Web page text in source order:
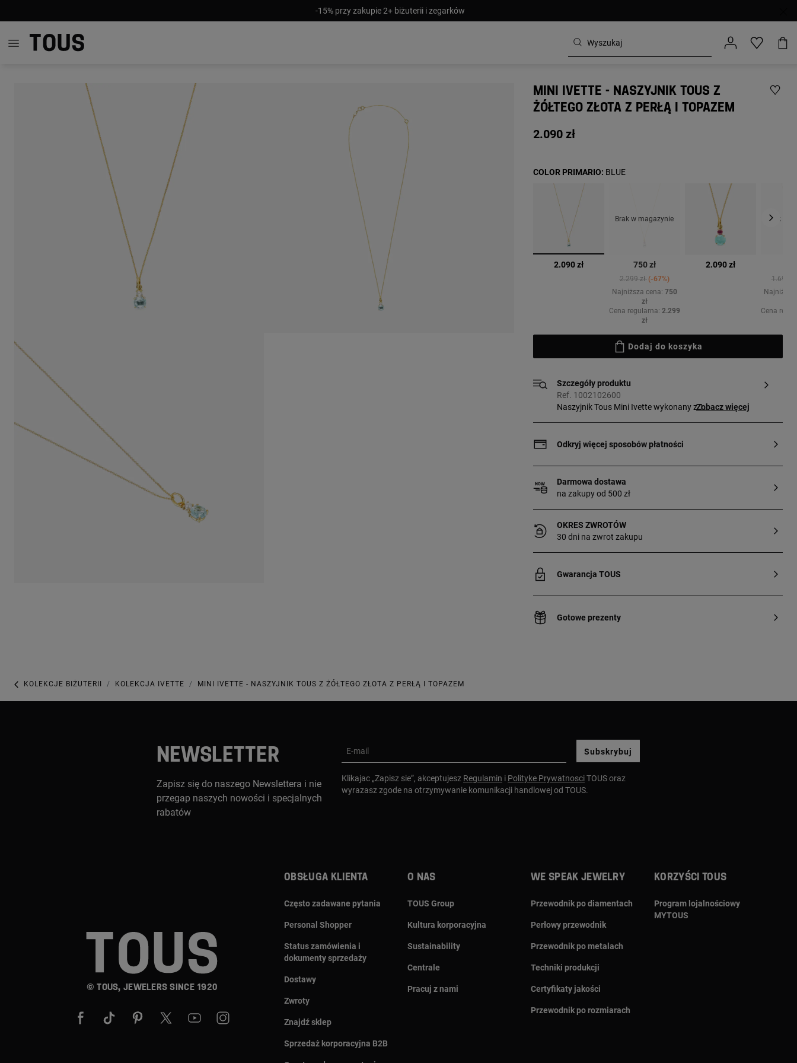
-15% przy zakupie 2+ biżuterii i zegarków
MINI IVETTE - NASZYJNIK TOUS Z
ŻÓŁTEGO ZŁOTA Z PERŁĄ I TOPAZEM
2.090 zł
wybrane
2.090 zł
Brak w magazynie
750 zł
Price reduced from
2.299 złto-67%
Najniższa cena: 750
zł
Cena regularna: 2.299
zł
2.090 zł
Brak w
Price
1.699
Cena
COLOR PRIMARIO: BLUE
Dodaj do koszyka
Szczegóły produktu
Ref. 1002102600
Naszyjnik Tous Mini Ivette wykonany z 18-
cm. Długość naszynika: 45 cm.
Zobacz więcej
Odkryj więcej sposobów płatności
Darmowa dostawa
na zakupy od 500 zł
OKRES ZWROTÓW
30 dni na zwrot zakupu
Gwarancja TOUS
Gotowe prezenty
KOLEKCJE BIŻUTERII KOLEKCJA IVETTE MINI IVETTE - NASZYJNIK TOUS Z ŻÓŁTEGO ZŁOTA Z PERŁĄ I TOPAZEM
NEWSLETTER
Zapisz się do naszego Newslettera i nie
przegap naszych nowości i specjalnych
rabatów
E-mail Subskrybuj
Klikajac „Zapisz sie”, akceptujesz Regulamin i Polityke PrywatnosciTOUS oraz
wyrazasz zgode na otrzymywanie komunikacji handlowej od TOUS.
© TOUS, JEWELERS SINCE 1920
Obsługa klienta
Często zadawane pytania
Personal Shopper
Status zamówienia i
dokumenty sprzedaży
Dostawy
Zwroty
Znajdź sklep
Sprzedaż korporacyjna B2B
O nas
TOUS Group
Kultura korporacyjna
Sustainability
Centrale
Pracuj z nami
We speak jewelry
Przewodnik po diamentach
Perłowy przewodnik
Przewodnik po metalach
Techniki produkcji
Certyfikaty jakości
Przewodnik po rozmiarach
Korzyści TOUS
Program lojalnościowy
MYTOUS